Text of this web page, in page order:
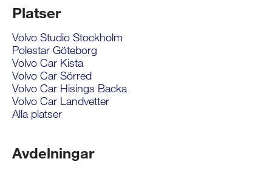
Platser
Volvo Studio Stockholm
Polestar Göteborg
Volvo Car Kista
Volvo Car Sörred
Volvo Car Hisings Backa
Volvo Car Landvetter
Alla platser
Avdelningar